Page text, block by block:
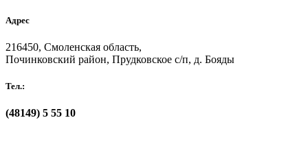
Адрес
216450, Смоленская область,
Починковский район, Прудковское с/п, д. Бояды
Тел.:
(48149) 5 55 10